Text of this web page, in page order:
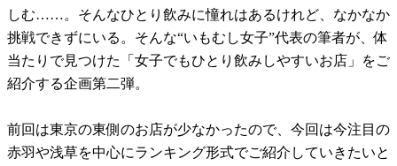
しむ……。そんなひとり飲みに憧れはあるけれど、なかなか
挑戦できずにいる。そんな“いもむし女子”代表の筆者が、体
当たりで見つけた「女子でもひとり飲みしやすいお店」をご
紹介する企画第二弾。
前回は東京の東側のお店が少なかったので、今回は今注目の
赤羽や浅草を中心にランキング形式でご紹介していきたいと